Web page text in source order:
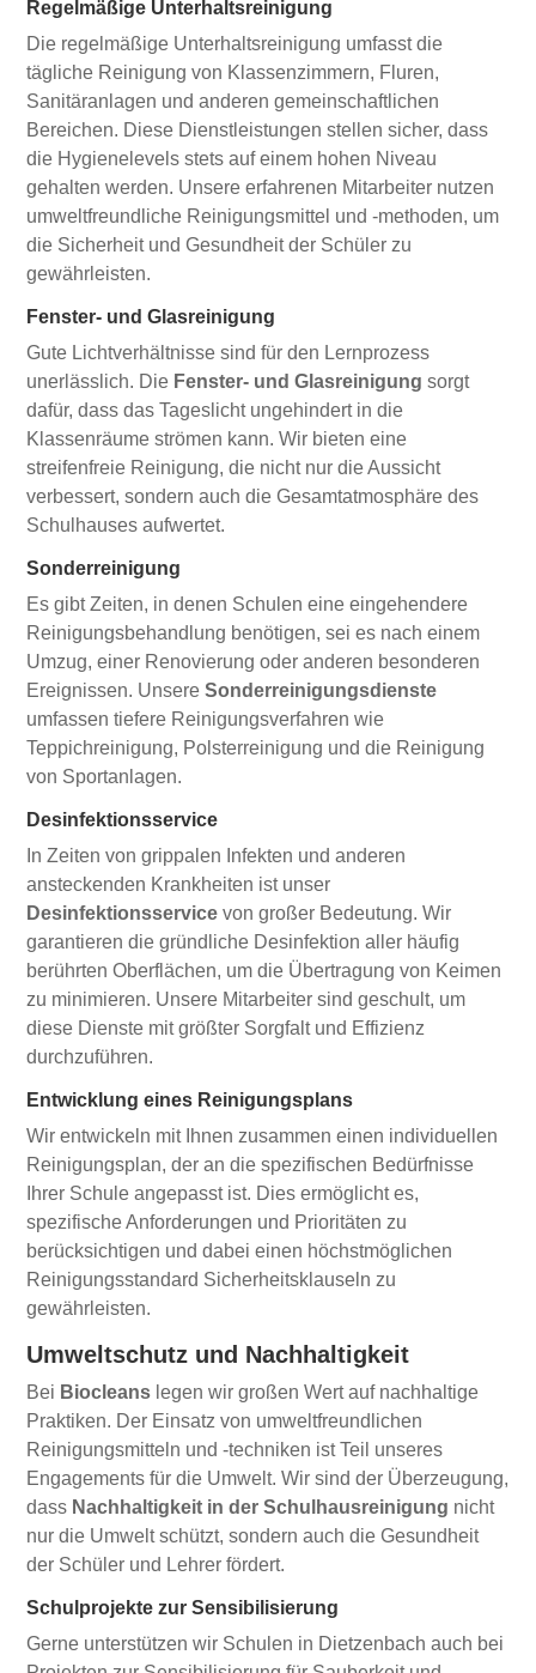
Regelmäßige Unterhaltsreinigung
Die regelmäßige Unterhaltsreinigung umfasst die
tägliche Reinigung von Klassenzimmern, Fluren,
Sanitäranlagen und anderen gemeinschaftlichen
Bereichen. Diese Dienstleistungen stellen sicher, dass
die Hygienelevels stets auf einem hohen Niveau
gehalten werden. Unsere erfahrenen Mitarbeiter nutzen
umweltfreundliche Reinigungsmittel und -methoden, um
die Sicherheit und Gesundheit der Schüler zu
gewährleisten.
Fenster- und Glasreinigung
Gute Lichtverhältnisse sind für den Lernprozess
unerlässlich. Die Fenster- und Glasreinigung sorgt
dafür, dass das Tageslicht ungehindert in die
Klassenräume strömen kann. Wir bieten eine
streifenfreie Reinigung, die nicht nur die Aussicht
verbessert, sondern auch die Gesamtatmosphäre des
Schulhauses aufwertet.
Sonderreinigung
Es gibt Zeiten, in denen Schulen eine eingehendere
Reinigungsbehandlung benötigen, sei es nach einem
Umzug, einer Renovierung oder anderen besonderen
Ereignissen. UnsereSonderreinigungsdienste
umfassen tiefere Reinigungsverfahren wie
Teppichreinigung, Polsterreinigung und die Reinigung
von Sportanlagen.
Desinfektionsservice
In Zeiten von grippalen Infekten und anderen
ansteckenden Krankheiten ist unser
Desinfektionsservice von großer Bedeutung. Wir
garantieren die gründliche Desinfektion aller häufig
berührten Oberflächen, um die Übertragung von Keimen
zu minimieren. Unsere Mitarbeiter sind geschult, um
diese Dienste mit größter Sorgfalt und Effizienz
durchzuführen.
Entwicklung eines Reinigungsplans
Wir entwickeln mit Ihnen zusammen einen individuellen
Reinigungsplan, der an die spezifischen Bedürfnisse
Ihrer Schule angepasst ist. Dies ermöglicht es,
spezifische Anforderungen und Prioritäten zu
berücksichtigen und dabei einen höchstmöglichen
Reinigungsstandard Sicherheitsklauseln zu
gewährleisten.
Umweltschutz und Nachhaltigkeit
Bei Biocleans legen wir großen Wert auf nachhaltige
Praktiken. Der Einsatz von umweltfreundlichen
Reinigungsmitteln und -techniken ist Teil unseres
Engagements für die Umwelt. Wir sind der Überzeugung,
dass Nachhaltigkeit in der Schulhausreinigung nicht
nur die Umwelt schützt, sondern auch die Gesundheit
der Schüler und Lehrer fördert.
Schulprojekte zur Sensibilisierung
Gerne unterstützen wir Schulen in Dietzenbach auch bei